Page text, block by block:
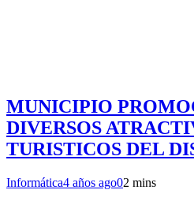
MUNICIPIO
DIVERSOS
TURISTICOS DEL
Informática4 años ago02 mins